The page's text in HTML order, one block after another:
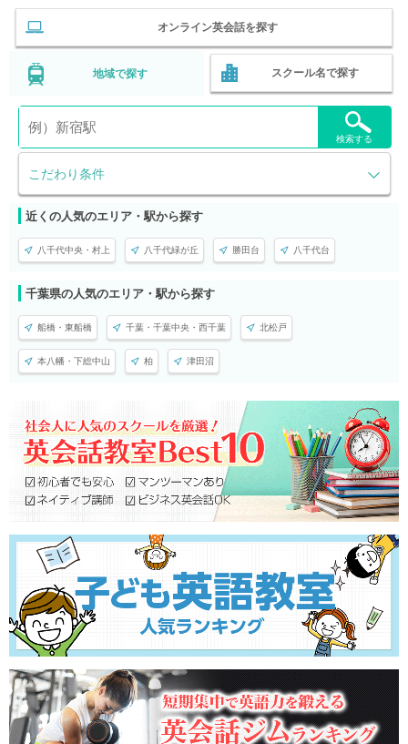
オンライン英会話を探す
地域で探す スクール名で探す
こだわり条件
検索する
近くの人気のエリア・駅から探す
八千代中央・村上 八千代緑が丘 勝田台 八千代台
千葉県の人気のエリア・駅から探す
船橋・東船橋 千葉・千葉中央・西千葉 北松戸
本八幡・下総中山 柏 津田沼